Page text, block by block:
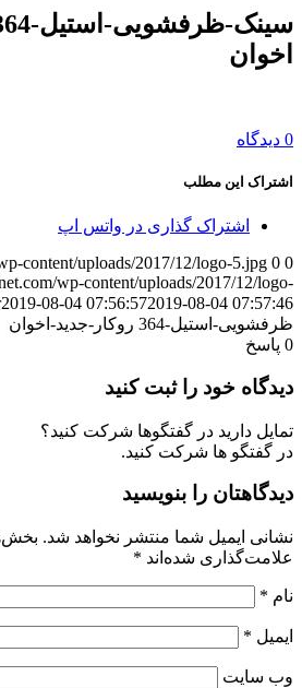
اخوان
0 دیدگاه
اشتراک این مطلب
اشتراک گذاری در واتس اپ
content/uploads/2017/12/logo-5.jpg 0 0
wp-content/uploads/2017/12/logo-
2019-08-04 07:56:572019-08-04 07:57:46
ظرفشویی-استیل-364 روکار-جدید-اخوان
0 پاسخ
دیدگاه خود را ثبت کنید
تمایل دارید در گفتگوها شرکت کنید؟
در گفتگو ها شرکت کنید.
دیدگاهتان را بنویسید
نشانی ایمیل شما منتشر نخواهد شد.
علامت‌گذاری شده‌اند *
نام *
ایمیل *
وب‌ سایت